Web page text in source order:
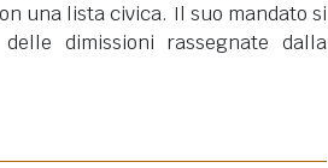
una lista civica. Il suo mandato si
dimissioni rassegnate dalla